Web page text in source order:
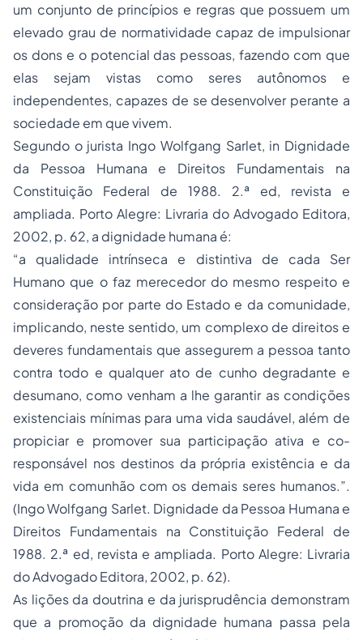
um conjunto de princípios e regras que possuem um
elevado grau de normatividade capaz de impulsionar
os dons e o potencial das pessoas, fazendo com que
elas sejam vistas como seres autônomos e
independentes, capazes de se desenvolver perante a
sociedade em que vivem.
Segundo o jurista Ingo Wolfgang Sarlet, in Dignidade
da Pessoa Humana e Direitos Fundamentais na
Constituição Federal de 1988. 2.ª ed, revista e
ampliada. Porto Alegre: Livraria do Advogado Editora,
2002, p. 62, a dignidade humana é:
“a qualidade intrínseca e distintiva de cada Ser
Humano que o faz merecedor do mesmo respeito e
consideração por parte do Estado e da comunidade,
implicando, neste sentido, um complexo de direitos e
deveres fundamentais que assegurem a pessoa tanto
contra todo e qualquer ato de cunho degradante e
desumano, como venham a lhe garantir as condições
existenciais mínimas para uma vida saudável, além de
propiciar e promover sua participação ativa e co-
responsável nos destinos da própria existência e da
vida em comunhão com os demais seres humanos.”.
(Ingo Wolfgang Sarlet. Dignidade da Pessoa Humana e
Direitos Fundamentais na Constituição Federal de
1988. 2.ª ed, revista e ampliada. Porto Alegre: Livraria
do Advogado Editora, 2002, p. 62).
As lições da doutrina e da jurisprudência demonstram
que a promoção da dignidade humana passa pela